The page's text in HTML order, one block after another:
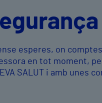
esperes, on
en tot moment,
SALUT i amb unes